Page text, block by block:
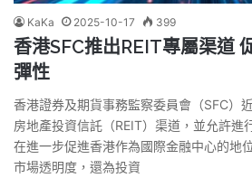
KaKa 2025-10-17 399
香港SFC推出REIT專屬渠道
彈性
香港證券及期貨事務監察委員會（SFC）
房地產投資信託（REIT）渠道，並允許進
在進一步促進香港作為國際金融中心的地
市場透明度，還為投資